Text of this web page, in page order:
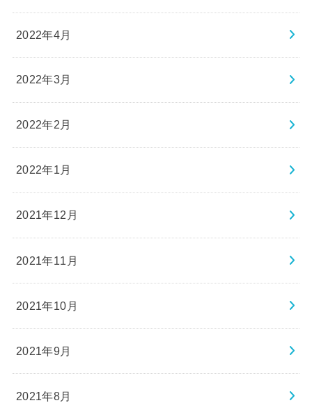
2022年4月
2022年3月
2022年2月
2022年1月
2021年12月
2021年11月
2021年10月
2021年9月
2021年8月